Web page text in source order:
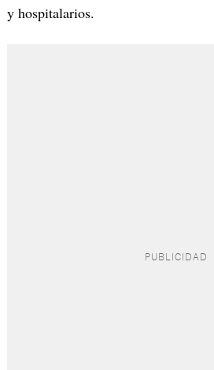
y hospitalarios.